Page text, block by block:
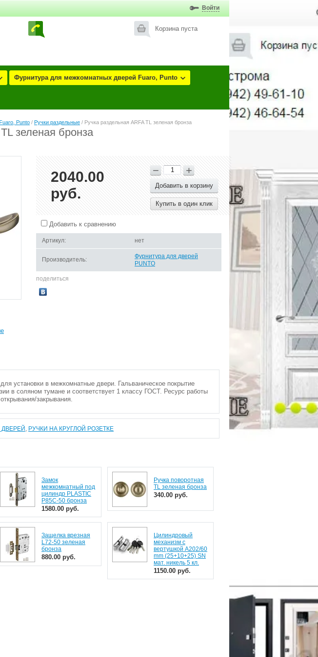
Войти
Корзина пуста
Фурнитура для межкомнатных дверей Fuaro, Punto
Punto / Ручки раздельные / Ручка раздельная ARFA TL зеленая бронза
зеленая бронза
2040.00
руб.
− +
Добавить в корзину
Купить в один клик
Добавить к сравнению
Артикул: нет
Производитель:
Фурнитура для дверей
PUNTO
поделиться
установки в межкомнатные двери. Гальваническое покрытие
в соляном тумане и соответствует 1 классу ГОСТ. Ресурс работы
закрывания.
РУЧКИ НА КРУГЛОЙ РОЗЕТКЕ
Замок
межкомнатный под
цилиндр PLASTIC
P85C-50 бронза
1580.00 руб.
Ручка поворотная
TL зеленая бронза
340.00 руб.
Защелка врезная
L72-50 зеленая
бронза
880.00 руб.
Цилиндровый
механизм с
вертушкой A202/60
mm (25+10+25) SN
мат. никель 5 кл.
1150.00 руб.